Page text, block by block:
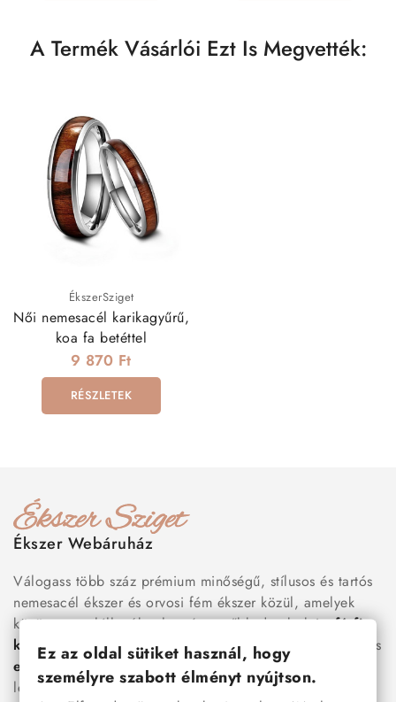
A Termék Vásárlói Ezt Is Megvették:
ÉkszerSziget
Női nemesacél karikagyűrű,
koa fa betéttel
9 870 Ft
RÉSZLETEK
Ékszer Webáruház
Válogass több száz prémium minőségű, stílusos és tartós
nemesacél ékszer és orvosi fém ékszer közül, amelyek
között megtalálhatók a legnépszerűbb darabok is:férfi
karkötők
, női nyakláncok , karikagyűrűk
és
esküvői kiegészítőkegyaránt. Webáruházunkban a
legújabb trendeket követő, mégis időtálló ékszerek közül
Ez az oldal sütiket használ, hogy
személyre szabott élményt nyújtson.